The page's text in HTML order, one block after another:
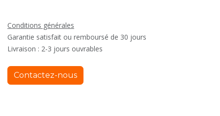
Conditions générales
Garantie satisfait ou remboursé de 30 jours
Livraison : 2-3 jours ouvrables
Contactez-nous